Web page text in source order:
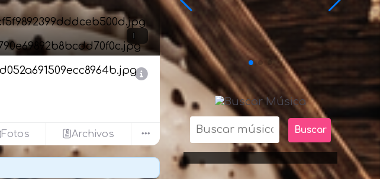
Fotos Archivos Buscar